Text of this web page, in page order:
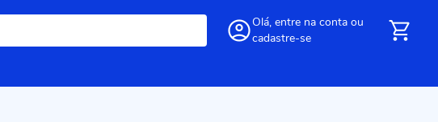
Olá, entre na conta ou
cadastre-se